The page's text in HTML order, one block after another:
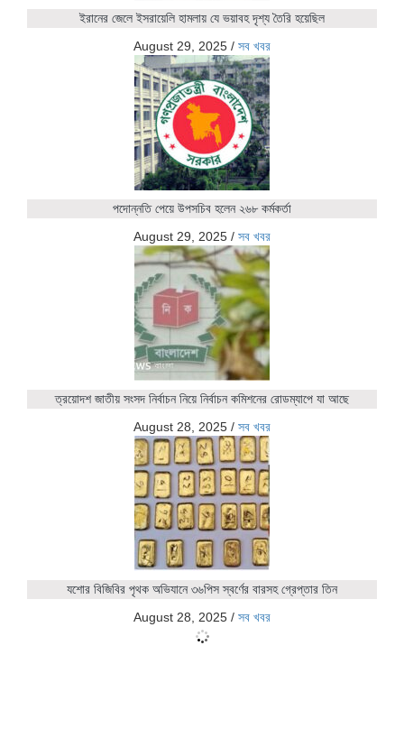
ইরানের জেলে ইসরায়েলি হামলায় যে ভয়াবহ দৃশ্য তৈরি হয়েছিল
August 29, 2025 / সব খবর
পদোন্নতি পেয়ে উপসচিব হলেন ২৬৮ কর্মকর্তা
August 29, 2025 / সব খবর
ত্রয়োদশ জাতীয় সংসদ নির্বাচন নিয়ে নির্বাচন কমিশনের রোডম্যাপে যা আছে
August 28, 2025 / সব খবর
যশোর বিজিবির পৃথক অভিযানে ৩৬পিস স্বর্ণের বারসহ গ্রেপ্তার তিন
August 28, 2025 / সব খবর